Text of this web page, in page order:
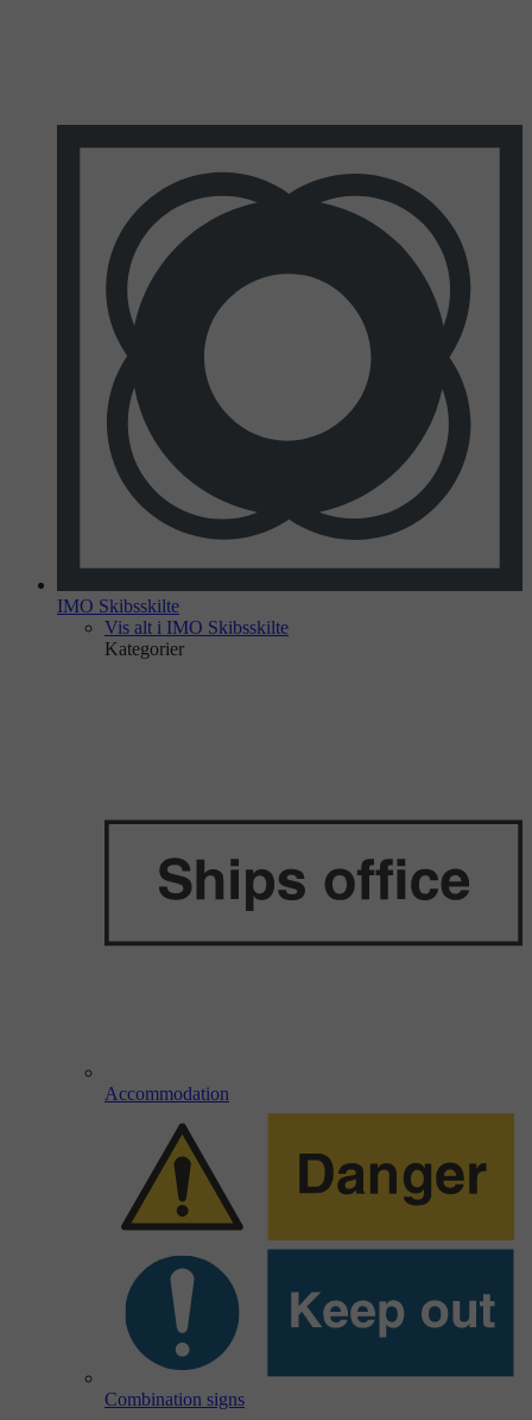
IMO Skibsskilte
Vis alt i IMO Skibsskilte
Kategorier
Accommodation
Combination signs